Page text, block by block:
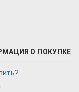
О ПОКУПКЕ